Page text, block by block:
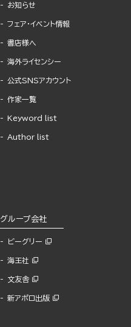
お知らせ
フェア・イベント情報
書店様へ
海外ライセンシー
公式SNSアカウント
作家一覧
Keyword list
Author list
グループ会社
ビーグリー
海王社
文友舎
新アポロ出版